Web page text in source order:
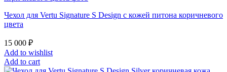
Чехол для Vertu Signature S Design с кожей питона коричневого
цвета
15 000 ₽
Add to wishlist
Add to cart